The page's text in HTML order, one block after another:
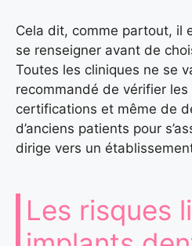
Cela dit, comme partout, il
se renseigner avant de
Toutes les cliniques ne se
recommandé de vérifier les
certifications et même de
d’anciens patients pour
dirige vers un
Les risques